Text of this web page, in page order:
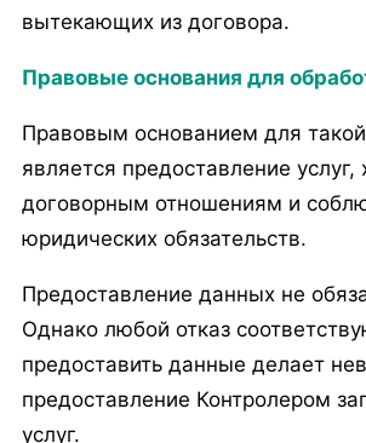
вытекающих из договора.
Правовые основания для
Правовым основанием для
является предоставление услуг,
договорным отношениям и
юридических обязательств.
Предоставление данных не
Однако любой отказ
предоставить данные делает
предоставление Контролером
услуг.